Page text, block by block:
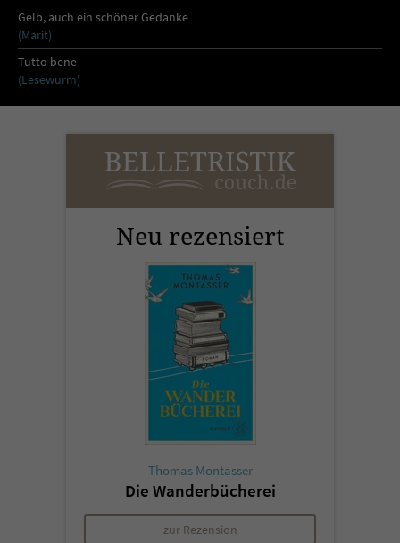
Gelb, auch ein schöner Gedanke
(Marit)
Tutto bene
(Lesewurm)
Neu rezensiert
Thomas Montasser
Die Wanderbücherei
zur Rezension